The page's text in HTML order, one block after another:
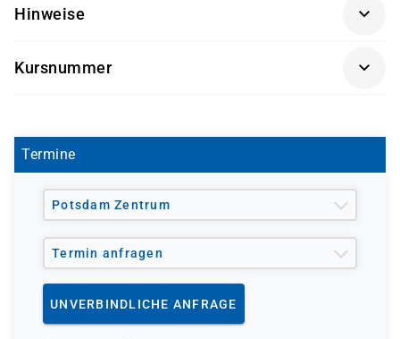
Hinweise
Kursnummer
Termine
Potsdam Zentrum
Termin anfragen
UNVERBINDLICHE ANFRAGE